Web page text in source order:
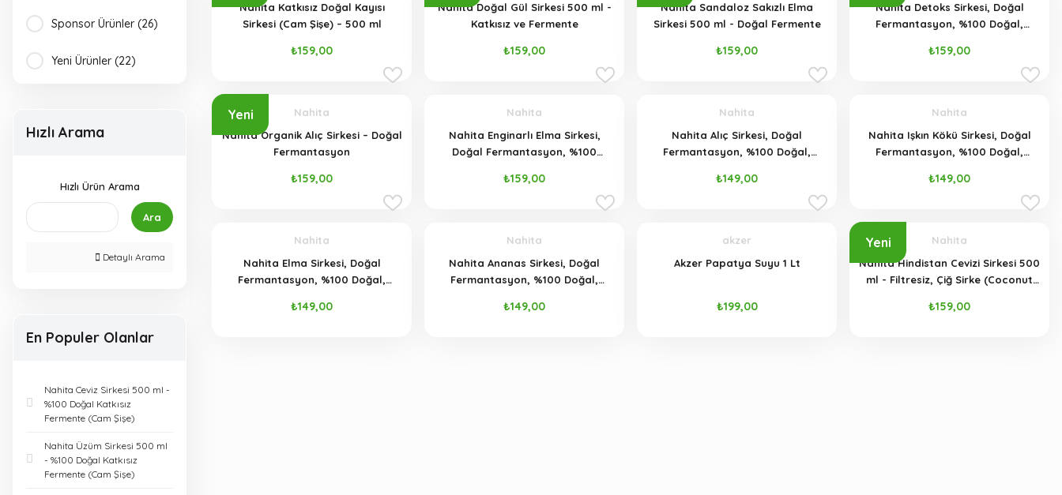
Sponsor Ürünler (26)
Yeni Ürünler (22)
Hızlı Arama
Hızlı Ürün Arama
Ara
Detaylı Arama
En Populer Olanlar
Nahita Ceviz Sirkesi 500 ml -
%100 Doğal Katkısız
Fermente (Cam Şişe)
Nahita Üzüm Sirkesi 500 ml
- %100 Doğal Katkısız
Fermente (Cam Şişe)
Nahita Katkısız Doğal Kayısı
Sirkesi (Cam Şişe) – 500 ml
₺159,00
Nahita Doğal Gül Sirkesi 500 ml -
Katkısız ve Fermente
₺159,00
Nahita Sandaloz Sakızlı Elma
Sirkesi 500 ml - Doğal Fermente
₺159,00
Nahita Detoks Sirkesi, Doğal
Fermantasyon, %100 Doğal,
₺159,00
Yeni
Nahita
Nahita Organik Alıç Sirkesi – Doğal
Fermantasyon
₺159,00
Nahita
Nahita Enginarlı Elma Sirkesi,
Doğal Fermantasyon, %100
₺159,00
Nahita
Nahita Alıç Sirkesi, Doğal
Fermantasyon, %100 Doğal,
₺149,00
Nahita
Nahita Işkın Kökü Sirkesi, Doğal
Fermantasyon, %100 Doğal,
₺149,00
Nahita
Nahita Elma Sirkesi, Doğal
Fermantasyon, %100 Doğal,
₺149,00
Nahita
Nahita Ananas Sirkesi, Doğal
Fermantasyon, %100 Doğal,
₺149,00
akzer
Akzer Papatya Suyu 1 Lt
₺199,00
Yeni
Nahita
Nahita Hindistan Cevizi Sirkesi 500
ml - Filtresiz, Çiğ Sirke (Coconut
₺159,00